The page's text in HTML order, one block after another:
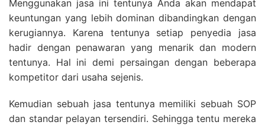
Menggunakan jasa ini tentunya Anda akan mendapat
keuntungan yang lebih dominan dibandingkan dengan
kerugiannya. Karena tentunya setiap penyedia jasa
hadir dengan penawaran yang menarik dan modern
tentunya. Hal ini demi persaingan dengan beberapa
kompetitor dari usaha sejenis.
Kemudian sebuah jasa tentunya memiliki sebuah SOP
dan standar pelayan tersendiri. Sehingga tentu mereka